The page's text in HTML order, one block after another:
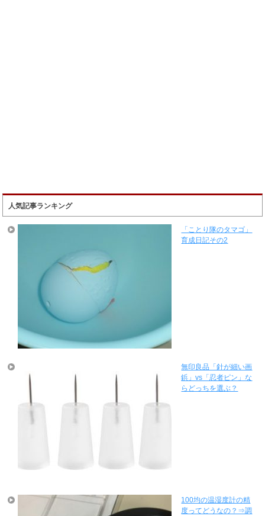
人気記事ランキング
「ことり隊のタマゴ」
育成日記その2
無印良品「針が細い画
鋲」vs「忍者ピン」な
らどっちを選ぶ？
100均の温湿度計の精
度ってどうなの？⇒調